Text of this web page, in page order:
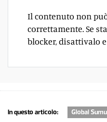
Il contenuto non
correttamente. Se
blocker, disattivalo
In questo articolo: Global